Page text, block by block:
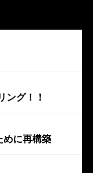
ング！！
めに再構築